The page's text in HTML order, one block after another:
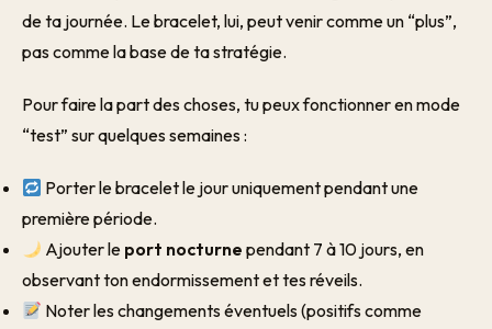
de ta journée. Le bracelet, lui, peut venir comme un “plus”,
pas comme la base de ta stratégie.
Pour faire la part des choses, tu peux fonctionner en mode
“test” sur quelques semaines :
Porter le bracelet le jour uniquement pendant une
première période.
Ajouter le port nocturne pendant 7 à 10 jours, en
observant ton endormissement et tes réveils.
Noter les changements éventuels (positifs comme